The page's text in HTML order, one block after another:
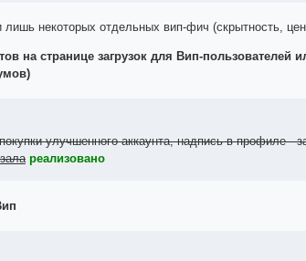
некоторых отдельных вип-фич (скрытность,
на странице загрузок для Вип-
улучшенного аккаунта, надпись в профиле -
реализовано